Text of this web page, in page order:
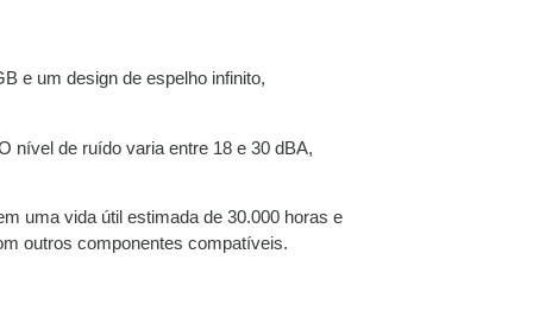
e um design de espelho infinito,
nível de ruído varia entre 18 e 30 dBA,
uma vida útil estimada de 30.000 horas e
outros componentes compatíveis.